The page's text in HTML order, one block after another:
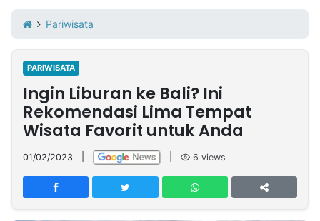
Iklan
Berita
Kami
Nasional
International
Olahraga
Entertainment
Daerah
Pariwisata
Kuliner
Kolom
Network
PT
TREETAN
Pariwisata
PARIWISATA
Ingin Liburan ke Bali? Ini
Rekomendasi Lima Tempat
Wisata Favorit untuk Anda
01/02/2023 6 views